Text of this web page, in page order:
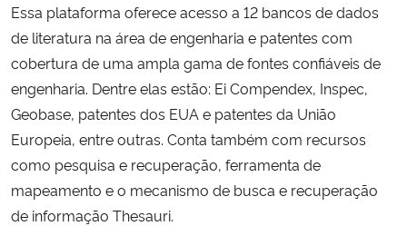
Ministério da Mulher, da Família e dos Direitos Humanos
Secretaria-Geral
Secretaria de Governo
Gabinete de Segurança Institucional
Advocacia-Geral da União
Essa plataforma oferece acesso a 12 bancos de dados
de literatura na área de engenharia e patentes com
cobertura de uma ampla gama de fontes confiáveis de
engenharia. Dentre elas estão: Ei Compendex, Inspec,
Geobase, patentes dos EUA e patentes da União
Europeia, entre outras. Conta também com recursos
como pesquisa e recuperação, ferramenta de
mapeamento e o mecanismo de busca e recuperação
de informação Thesauri.